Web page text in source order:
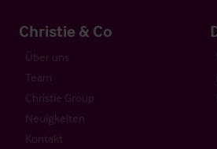
Christie & Co
Über uns
Team
Christie Group
Neuigkeiten
Kontakt